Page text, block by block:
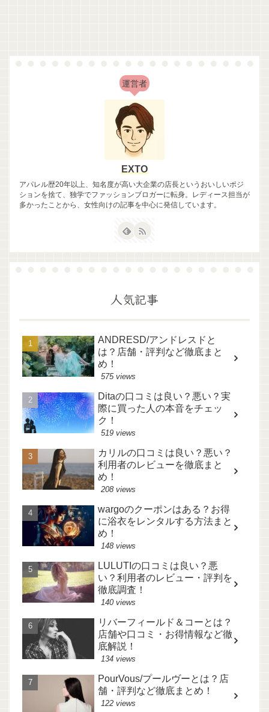
運営者
EXTO
アパレル歴20年以上、知名度が高い大企業の店長というおいしいポジ
ションを捨て、独学でファッションブロガーに転身。レディース担当が
多かったことから、女性向けの記事を中心に発信しています。
人気記事
ANDRESD/アンドレスドと
は？店舗・評判など徹底まと
め！
575 views
Ditaの口コミは良い？悪い？実
際に買った人の本音をチェッ
ク！
519 views
カリルの口コミは良い？悪い？
利用者のレビューを徹底まと
め！
208 views
wargoのクーポンはある？お得
に浴衣をレンタルする方法まと
め！
148 views
LULUTIの口コミは良い？悪
い？利用者のレビュー・評判を
徹底調査！
140 views
リバーフィールド＆コーとは？
店舗や口コミ・お得情報など徹
底解説！
134 views
PourVous/プールヴーとは？店
舗・評判など徹底まとめ！
122 views